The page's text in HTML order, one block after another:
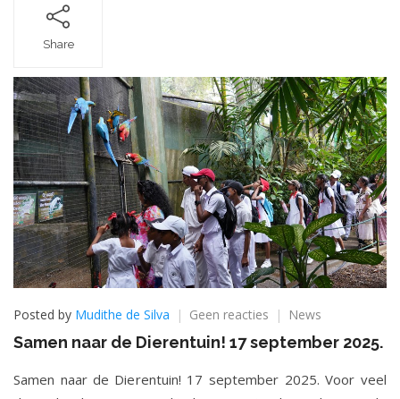
Share
Posted by Mudithe de Silva Geen reacties op
naar
Dierentuin!
News
Samen naar de Dierentuin! 17 september 2025.
Samen naar de Dierentuin! 17 september 2025. Voor veel